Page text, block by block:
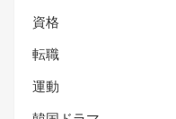
資格
転職
運動